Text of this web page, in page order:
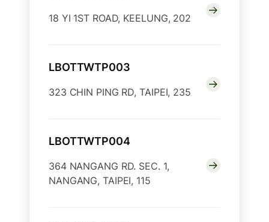
18 YI 1ST ROAD, KEELUNG, 202
LBOTTWTP003
323 CHIN PING RD, TAIPEI, 235
LBOTTWTP004
364 NANGANG RD. SEC. 1,
NANGANG, TAIPEI, 115